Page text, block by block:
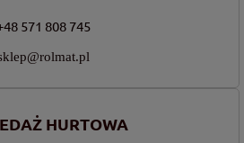
571 808 745
HURTOWA